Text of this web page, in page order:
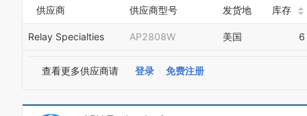
供应商 供应商型号 发货地 库存
Relay Specialties AP2808W 美国 6
查看更多供应商请 登录 免费注册